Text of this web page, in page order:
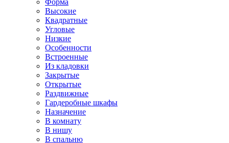
Форма
Высокие
Квадратные
Угловые
Низкие
Особенности
Встроенные
Из кладовки
Закрытые
Открытые
Раздвижные
Гардеробные шкафы
Назначение
В комнату
В нишу
В спальню